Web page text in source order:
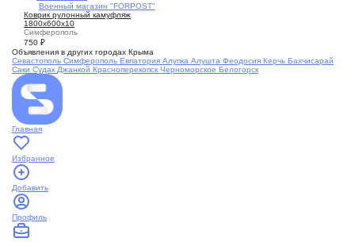
Военный магазин "FORPOST"
Коврик рулонный камуфляж
1800х600х10
Симферополь
750 ₽
Объявления в других городах Крыма
Севастополь Симферополь Евпатория Алупка Алушта Феодосия Керчь Бахчисарай
Саки Судак Джанкой Красноперекопск Черноморское Белогорск
Главная
Избранное
Добавить
Профиль